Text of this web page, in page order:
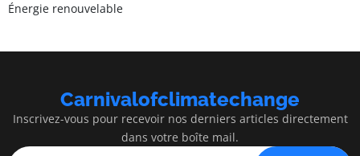
Énergie renouvelable
Carnivalofclimatechange
Inscrivez-vous pour recevoir nos derniers articles directement
dans votre boîte mail.